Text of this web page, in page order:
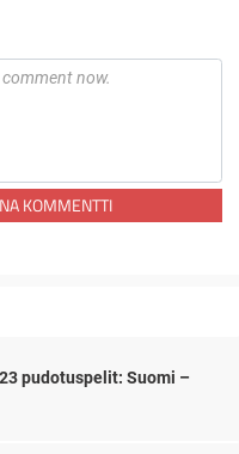
KOMMENTTI
pudotuspelit: Suomi –